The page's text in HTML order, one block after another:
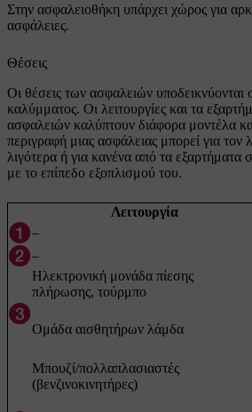
Στην ασφαλειοθήκη υπάρχει χώρος για
ασφάλειες.
Θέσεις
Οι θέσεις των ασφαλειών υποδεικνύονται
καλύμματος. Οι λειτουργίες και τα
ασφαλειών καλύπτουν διάφορα μοντέλα
περιγραφή μιας ασφάλειας μπορεί για τον
λιγότερα ή για κανένα από τα εξαρτήματα
με το επίπεδο εξοπλισμού του.
Λειτουργία
–
–
Ηλεκτρονική μονάδα πίεσης
πλήρωσης, τούρμπο
Ομάδα αισθητήρων λάμδα
Μπουζί/πολλαπλασιαστές
(βενζινοκινητήρες)